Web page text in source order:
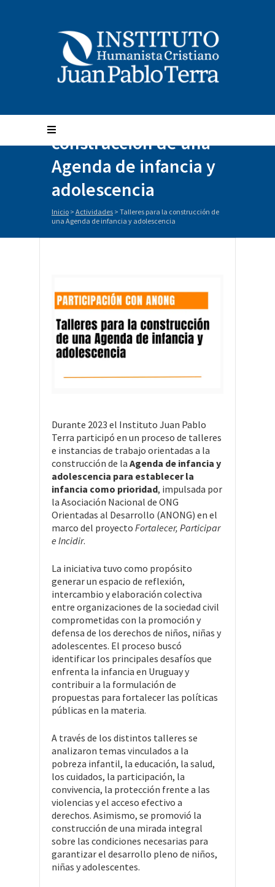
Talleres para la
construcción de una
Agenda de infancia y
adolescencia
Inicio > Actividades > Talleres para la construcción de
una Agenda de infancia y adolescencia
Durante 2023 el Instituto Juan Pablo
Terra participó en un proceso de talleres
e instancias de trabajo orientadas a la
construcción de la Agenda de infancia y
adolescencia para establecer la
infancia como prioridad, impulsada por
la Asociación Nacional de ONG
Orientadas al Desarrollo (ANONG) en el
marco del proyecto Fortalecer, Participar
e Incidir.
La iniciativa tuvo como propósito
generar un espacio de reflexión,
intercambio y elaboración colectiva
entre organizaciones de la sociedad civil
comprometidas con la promoción y
defensa de los derechos de niños, niñas y
adolescentes. El proceso buscó
identificar los principales desafíos que
enfrenta la infancia en Uruguay y
contribuir a la formulación de
propuestas para fortalecer las políticas
públicas en la materia.
A través de los distintos talleres se
analizaron temas vinculados a la
pobreza infantil, la educación, la salud,
los cuidados, la participación, la
convivencia, la protección frente a las
violencias y el acceso efectivo a
derechos. Asimismo, se promovió la
construcción de una mirada integral
sobre las condiciones necesarias para
garantizar el desarrollo pleno de niños,
niñas y adolescentes.